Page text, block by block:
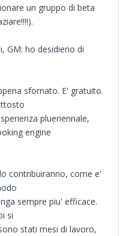
un gruppo di beta
GM: ho desidierio di
sfornato. E' gratuito.
plueriennale,
engine
contribuiranno, come e'
sempre piu' efficace.
si
stati mesi di lavoro,